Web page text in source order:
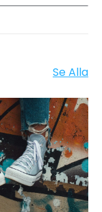
Se Alla